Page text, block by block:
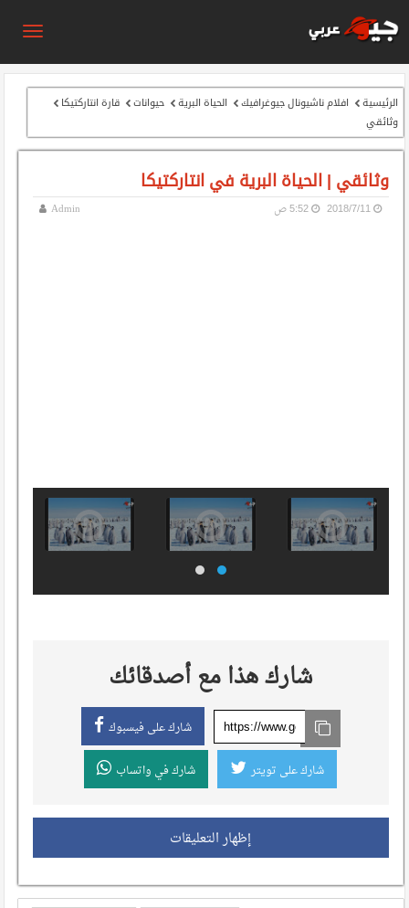
الرئيسية افلام ناشيونال جيوغرافيك الحياة البرية حيوانات
قارة انتاركتيكا
وثائقي
وثائقي | الحياة البرية في انتاركتيكا
Admin 11‏/7‏/2018 5:52 ص
شارك هذا مع أصدقائك
شارك على فيسبوك
شارك على تويتر شارك في واتساب
إظهار التعليقات